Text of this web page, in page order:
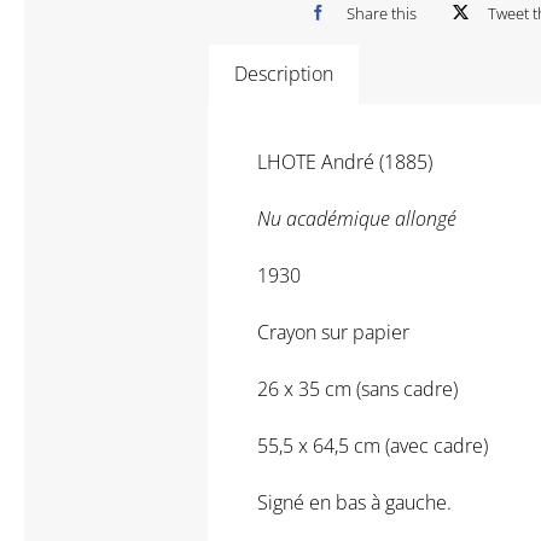
Share this Tweet
Description
LHOTE André (1885)
Nu académique allongé
1930
Crayon sur papier
26 x 35 cm (sans cadre)
55,5 x 64,5 cm (avec cadre)
Signé en bas à gauche.